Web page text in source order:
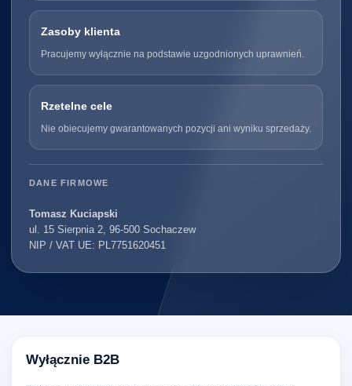
Zasoby klienta
Pracujemy wyłącznie na podstawie uzgodnionych uprawnień.
Rzetelne cele
Nie obiecujemy gwarantowanych pozycji ani wyniku sprzedaży.
DANE FIRMOWE
Tomasz Kuciapski
ul. 15 Sierpnia 2, 96-500 Sochaczew
NIP / VAT UE: PL7751620451
Wyłącznie B2B